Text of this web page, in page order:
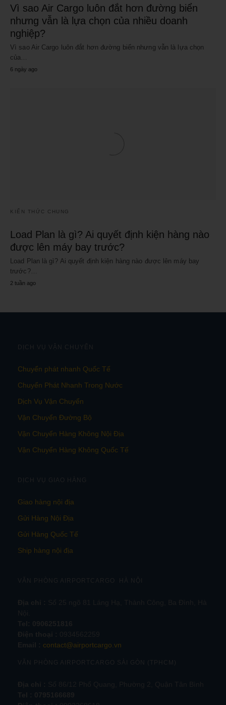
Vì sao Air Cargo luôn đắt hơn đường biển
nhưng vẫn là lựa chọn của nhiều doanh
nghiệp?
Vì sao Air Cargo luôn đắt hơn đường biển nhưng vẫn là lựa chọn
của…
6 ngày ago
KIẾN THỨC CHUNG
Load Plan là gì? Ai quyết định kiện hàng nào
được lên máy bay trước?
Load Plan là gì? Ai quyết định kiện hàng nào được lên máy bay
trước?…
2 tuần ago
DỊCH VỤ VẬN CHUYỂN
Chuyển phát nhanh Quốc Tế
Chuyển Phát Nhanh Trong Nước
Dịch Vụ Vận Chuyển
Vận Chuyển Đường Bộ
Vận Chuyển Hàng Không Nội Địa
Vận Chuyển Hàng Không Quốc Tế
DỊCH VỤ GIAO HÀNG
Giao hàng nội địa
Gửi Hàng Nội Địa
Gửi Hàng Quốc Tế
Ship hàng nội địa
VĂN PHÒNG AIRPORTCARGO HÀ NỘI
contact@airportcargo.vn
VĂN PHÒNG AIRPORTCARGO SÀI GÒN (TPHCM)